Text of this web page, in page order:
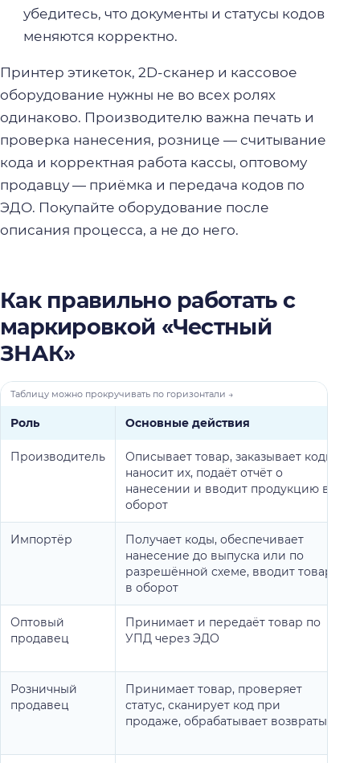
убедитесь, что документы и статусы кодов
меняются корректно.
Принтер этикеток, 2D-сканер и кассовое
оборудование нужны не во всех ролях
одинаково. Производителю важна печать и
проверка нанесения, рознице — считывание
кода и корректная работа кассы, оптовому
продавцу — приёмка и передача кодов по
ЭДО. Покупайте оборудование после
описания процесса, а не до него.
Как правильно работать с
маркировкой «Честный
ЗНАК»
Роль Основные действия
Производитель
Описывает товар, заказывает коды,
наносит их, подаёт отчёт о
нанесении и вводит продукцию в
оборот
Импортёр
Получает коды, обеспечивает
нанесение до выпуска или по
разрешённой схеме, вводит товар
в оборот
Оптовый
продавец
Принимает и передаёт товар по
УПД через ЭДО
Розничный
продавец
Принимает товар, проверяет
статус, сканирует код при
продаже, обрабатывает возвраты